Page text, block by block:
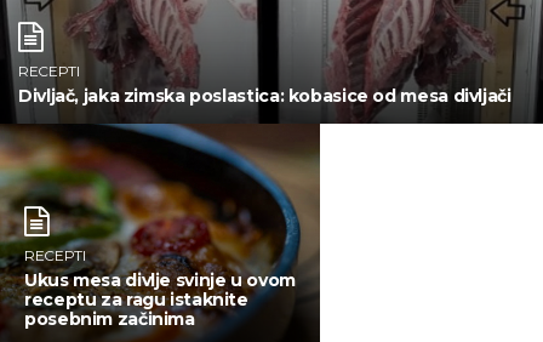
RECEPTI
Divljač, jaka zimska poslastica: kobasice od mesa divljači
RECEPTI
Ukus mesa divlje svinje u ovom
receptu za ragu istaknite
posebnim začinima